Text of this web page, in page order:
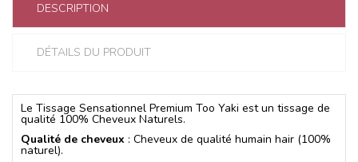
DESCRIPTION
DÉTAILS DU PRODUIT
Le Tissage Sensationnel Premium Too Yaki est un tissage de
qualité 100% Cheveux Naturels.
Qualité de cheveux : Cheveux de qualité humain hair (100%
naturel).